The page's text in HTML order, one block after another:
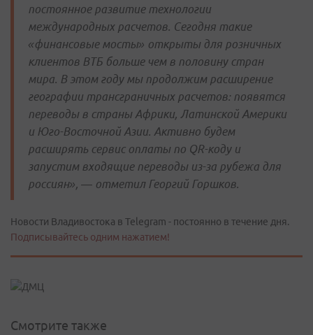
постоянное развитие технологии
международных расчетов. Сегодня такие
«финансовые мосты» открыты для розничных
клиентов ВТБ больше чем в половину стран
мира. В этом году мы продолжим расширение
географии трансграничных расчетов: появятся
переводы в страны Африки, Латинской Америки
и Юго-Восточной Азии. Активно будем
расширять сервис оплаты по QR-коду и
запустим входящие переводы из-за рубежа для
россиян», — отметил Георгий Горшков.
Новости Владивостока в Telegram - постоянно в течение дня.
Подписывайтесь одним нажатием!
Смотрите также